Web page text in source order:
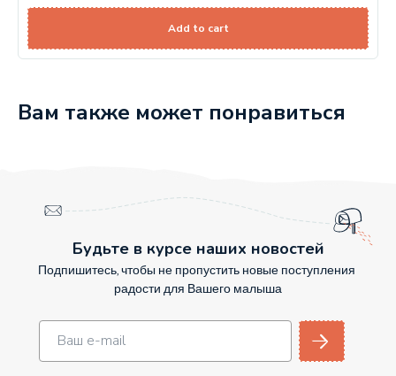
Add to cart
Вам также может понравиться
Будьте в курсе наших новостей
Подпишитесь, чтобы не пропустить новые поступления
радости для Вашего малыша